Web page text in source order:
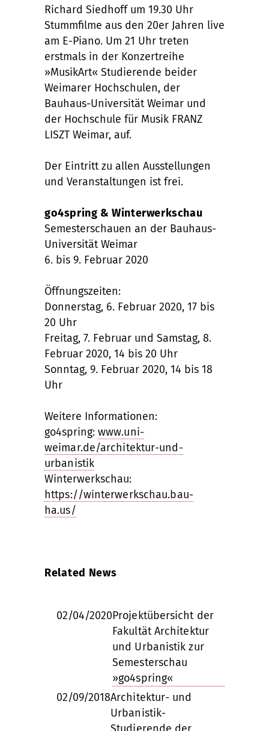
Richard Siedhoff um 19.30 Uhr
Stummfilme aus den 20er Jahren live
am E-Piano. Um 21 Uhr treten
erstmals in der Konzertreihe
»MusikArt« Studierende beider
Weimarer Hochschulen, der
Bauhaus-Universität Weimar und
der Hochschule für Musik FRANZ
LISZT Weimar, auf.
Der Eintritt zu allen Ausstellungen
und Veranstaltungen ist frei.
go4spring & Winterwerkschau
Semesterschauen an der Bauhaus-
Universität Weimar
6. bis 9. Februar 2020
Öffnungszeiten:
Donnerstag, 6. Februar 2020, 17 bis
20 Uhr
Freitag, 7. Februar und Samstag, 8.
Februar 2020, 14 bis 20 Uhr
Sonntag, 9. Februar 2020, 14 bis 18
Uhr
Weitere Informationen:
go4spring: www.uni-
weimar.de/architektur-und-
urbanistik
Winterwerkschau:
https://winterwerkschau.bau-
ha.us/
Related News
02/04/2020Projektübersicht der
Fakultät Architektur
und Urbanistik zur
Semesterschau
»go4spring«
02/09/2018Architektur- und
Urbanistik-